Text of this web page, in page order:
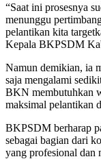
“Saat ini prosesnya
menunggu
pelantikan kita
Kepala BKPSDM
Namun demikian, ia
saja mengalami
BKN membutuhkan
maksimal pelantikan
BKPSDM berharap
sebagai bagian dari
yang profesional dan